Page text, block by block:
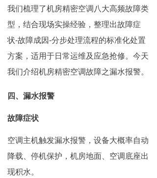
招贤纳士
我们梳理了机房精密空调八大高频故障类
型，结合现场实操经验，整理出故障症
状-故障成因-分步处理流程的标准化处置
方案，适用于日常运维及应急抢修。今天
我们介绍机房精密空调故障之漏水报警。
四、漏水报警
故障症状
空调主机触发漏水报警，设备大概率自动
降载、停机保护，机房地面、空调底座出
现积水。